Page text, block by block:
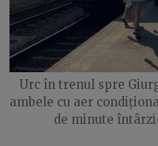
Urc în trenul spre
ambele cu aer
de minute